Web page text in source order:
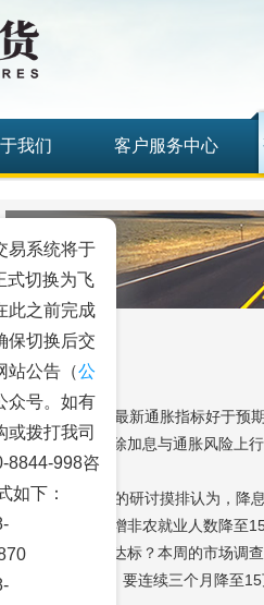
我们 客户服务中心
上周末的美系最新通胀指标好于预
表述中将正式删除加息与通胀风险上
条件？
此前各路投行的研讨摸排认为，降息
业数据达标，新增非农就业人数降至
季度能不能顺利达标？本周的市场调
到16万+的水平，要连续三个月降至
易系统将于
式切换为飞
此之前完成
保切换后交
站公告（公
众号。如有
或拨打我司
8844-998咨
如下：